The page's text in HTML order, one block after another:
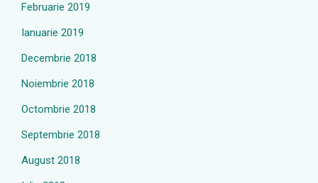
Februarie 2019
Ianuarie 2019
Decembrie 2018
Noiembrie 2018
Octombrie 2018
Septembrie 2018
August 2018